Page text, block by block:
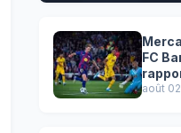
FC
août